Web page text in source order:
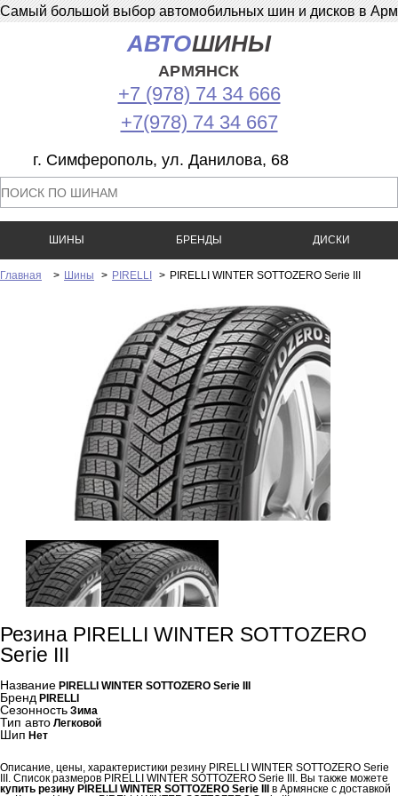
Самый большой выбор автомобильных шин и дисков в
АВТОШИНЫ
АРМЯНСК
+7 (978) 74 34 666
+7(978) 74 34 667
г. Симферополь, ул. Данилова, 68
ШИНЫ БРЕНДЫ ДИСКИ
Главная > Шины > PIRELLI > PIRELLI WINTER SOTTOZERO Serie III
Резина PIRELLI WINTER SOTTOZERO
Serie III
Название PIRELLI WINTER SOTTOZERO Serie III
Бренд PIRELLI
Сезонность Зима
Тип авто Легковой
Шип Нет
Описание, цены, характеристики резину PIRELLI WINTER SOTTOZERO Serie
III. Список размеров PIRELLI WINTER SOTTOZERO Serie III. Вы также можете
купить резину PIRELLI WINTER SOTTOZERO Serie III
в Армянске с доставкой